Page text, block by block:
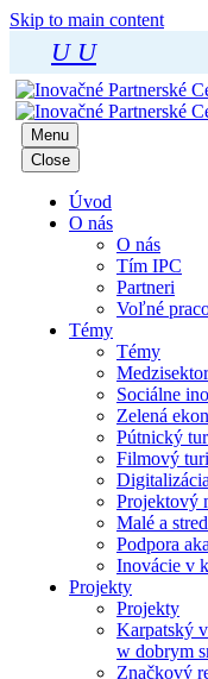
Skip to main content
U U
Menu
Close
Úvod
O nás
O nás
Tím IPC
Partneri
Voľné
Témy
Témy
Sociálne
Zelená
Pútnický
Filmový
Digitalizácia
Projektový
Malé a
Podpora
Inovácie v
Projekty
Projekty
Karpatský
w dobrym
Značkový